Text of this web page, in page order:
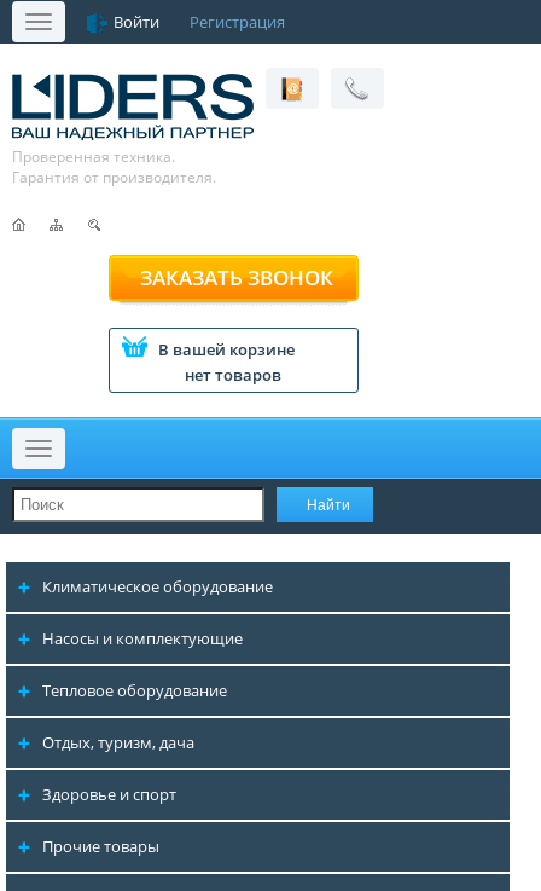
Меню Войти Регистрация
Проверенная техника.
Гарантия от производителя.
ЗАКАЗАТЬ ЗВОНОК
В вашей корзине
нет товаров
Меню
Климатическое оборудование
Насосы и комплектующие
Тепловое оборудование
Отдых, туризм, дача
Здоровье и спорт
Прочие товары